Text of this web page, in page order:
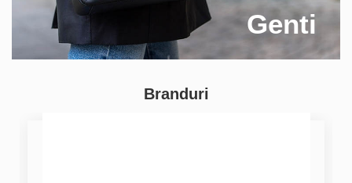
Genti
Branduri